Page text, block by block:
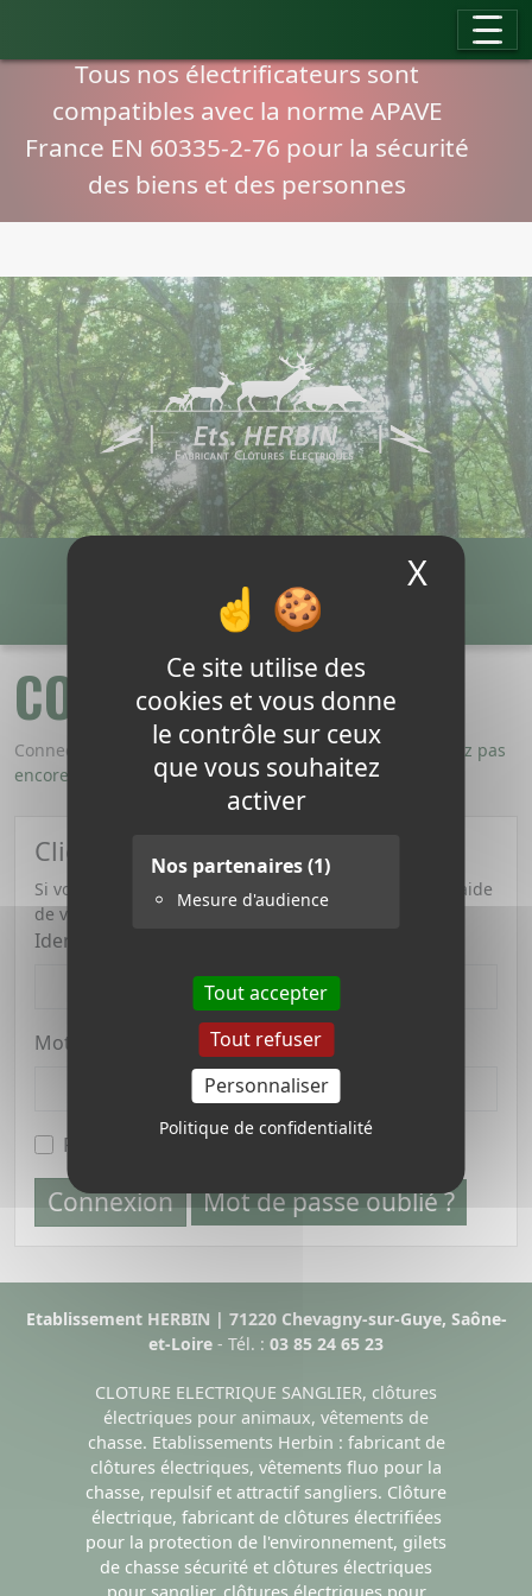
Ce site utilise des
cookies et vous donne
le contrôle sur ceux
que vous souhaitez
activer
Nos partenaires(1)
Mesure d'audience
Tout accepter
Tout refuser
Personnaliser
Politique de confidentialité
X
Tous nos électrificateurs sont
compatibles avec la norme APAVE
France EN 60335-2-76 pour la sécurité
des biens et des personnes
Connexion 0,00 €
CONNEXION
Connectez-vous ou créez un nouveau compte Vous n'avez pas
encore de compte Créer un compte.
Clients enregistrés
Si vous possédez déjà un compte, connectez-vous à l'aide
de votre adresse email.
Identifiant
Mot de passe
Rester connecté
Connexion Mot de passe oublié ?
Etablissement HERBIN | 71220 Chevagny-sur-Guye, Saône-
et-Loire - Tél. : 03 85 24 65 23
CLOTURE ELECTRIQUE SANGLIER, clôtures
électriques pour animaux, vêtements de
chasse. Etablissements Herbin : fabricant de
clôtures électriques, vêtements fluo pour la
chasse, repulsif et attractif sangliers. Clôture
électrique, fabricant de clôtures électrifiées
pour la protection de l'environnement, gilets
de chasse sécurité et clôtures électriques